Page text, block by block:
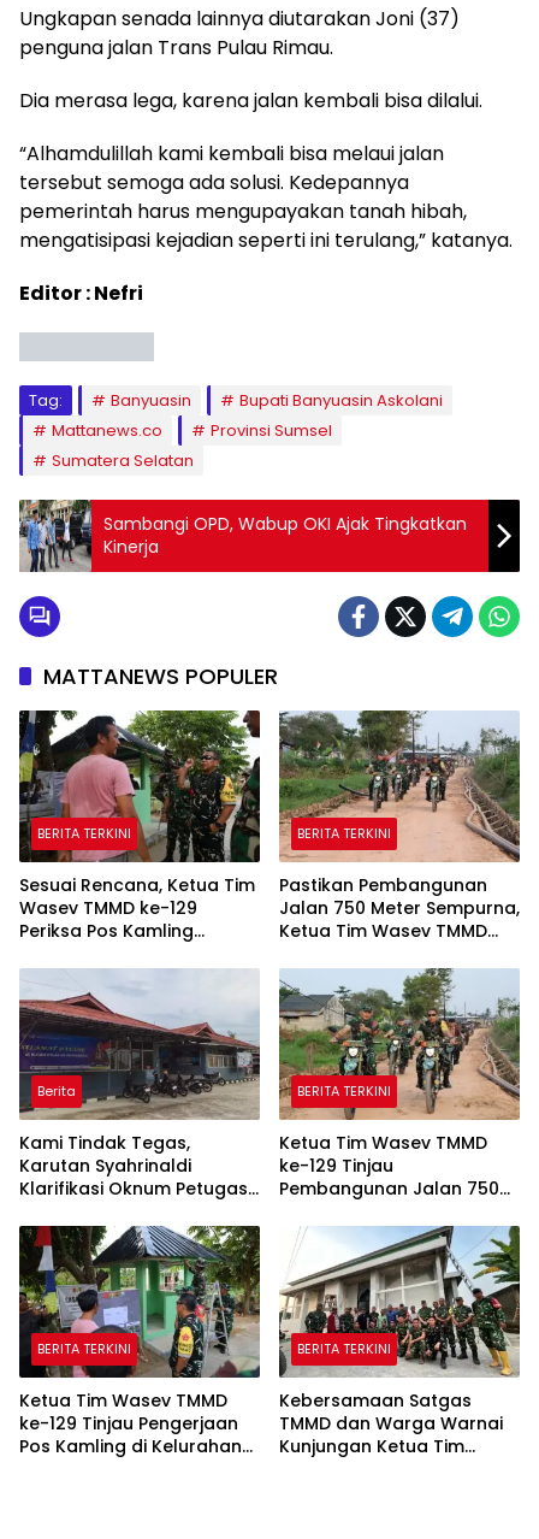
Ungkapan senada lainnya diutarakan Joni (37)
penguna jalan Trans Pulau Rimau.
Dia merasa lega, karena jalan kembali bisa dilalui.
“Alhamdulillah kami kembali bisa melaui jalan
tersebut semoga ada solusi. Kedepannya
pemerintah harus mengupayakan tanah hibah,
mengatisipasi kejadian seperti ini terulang,” katanya.
Editor : Nefri
Tag: Banyuasin
Bupati Banyuasin Askolani
Mattanews.co
Provinsi Sumsel
Sumatera Selatan
Sambangi OPD, Wabup OKI Ajak Tingkatkan
Kinerja
MATTANEWS POPULER
BERITA TERKINI
Sesuai Rencana, Ketua Tim
Wasev TMMD ke-129
Periksa Pos Kamling
BERITA TERKINI
Pastikan Pembangunan
Jalan 750 Meter Sempurna,
Ketua Tim Wasev TMMD
Menggunakan Trail
Berita
Kami Tindak Tegas,
Karutan Syahrinaldi
Klarifikasi Oknum Petugas
Komentar Pedas Kasus
Pasien BPJS
BERITA TERKINI
Ketua Tim Wasev TMMD
ke-129 Tinjau
Pembangunan Jalan 750
Jambe
BERITA TERKINI
Ketua Tim Wasev TMMD
ke-129 Tinjau Pengerjaan
Pos Kamling di Kelurahan
BERITA TERKINI
Kebersamaan Satgas
TMMD dan Warga Warnai
Kunjungan Ketua Tim